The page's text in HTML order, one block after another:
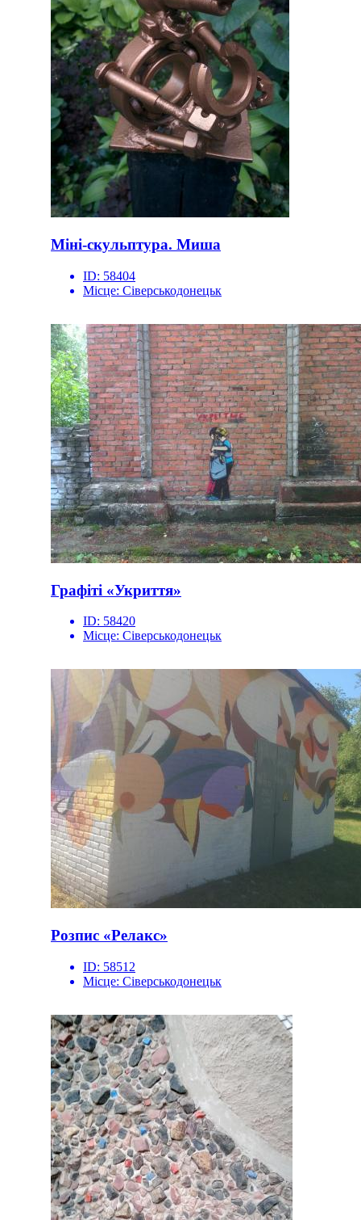
Міні-скульптура. Миша
ID: 58404
Місце: Сіверськодонецьк
Графіті «Укриття»
ID: 58420
Місце: Сіверськодонецьк
Розпис «Релакс»
ID: 58512
Місце: Сіверськодонецьк